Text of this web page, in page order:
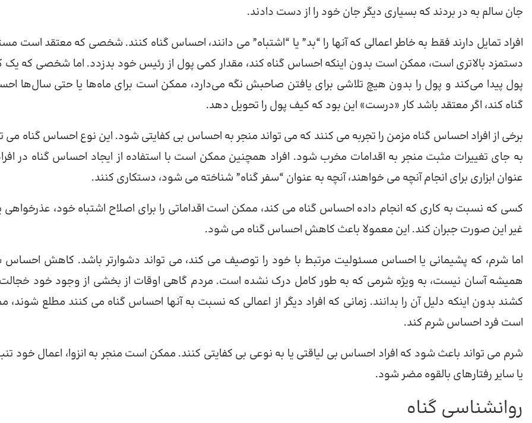
جان سالم به در بردند که بسیاری دیگر جان خود را از دست دادند.
افراد تمایل دارند فقط به خاطر اعمالی که آنها را “بد” یا “اشتباه” می دانند، احساس گناه کنند. شخصی که معتقد است
دستمزد بالاتری است، ممکن است بدون اینکه احساس گناه کند، مقدار کمی پول از رئیس خود بدزدد. اما شخصی که
پول پیدا می‌کند و پول را بدون هیچ تلاشی برای یافتن صاحبش نگه می‌دارد، ممکن است برای ماه‌ها یا حتی سال‌ها
گناه کند، اگر معتقد باشد کار «درست» این بود که کیف پول را تحویل دهد.
برخی از افراد احساس گناه مزمن را تجربه می کنند که می تواند منجر به احساس بی کفایتی شود. این نوع احساس گناه می
به جای تغییرات مثبت منجر به اقدامات مخرب شود. افراد همچنین ممکن است با استفاده از ایجاد احساس گناه در
عنوان ابزاری برای انجام آنچه می خواهند، آنچه به عنوان “سفر گناه” شناخته می شود، دستکاری کنند.
کسی که نسبت به کاری که انجام داده احساس گناه می کند، ممکن است اقداماتی را برای اصلاح اشتباه خود، عذرخواهی
غیر این صورت جبران کند. این معمولا باعث کاهش احساس گناه می شود.
اما شرم، که پشیمانی یا احساس مسئولیت مرتبط با خود را توصیف می کند، می تواند دشوارتر باشد. کاهش
همیشه آسان نیست، به ویژه شرمی که به طور کامل درک نشده است. مردم گاهی اوقات از بخشی از وجود خود
کشند بدون اینکه دلیل آن را بدانند. زمانی که افراد دیگر از اعمالی که نسبت به آنها احساس گناه می کنند مطلع شوند،
است فرد احساس شرم کند.
شرم می تواند باعث شود که افراد احساس بی لیاقتی یا به نوعی بی کفایتی کنند. ممکن است منجر به انزوا، اعمال خود
یا سایر رفتارهای بالقوه مضر شود.
روانشناسی گناه